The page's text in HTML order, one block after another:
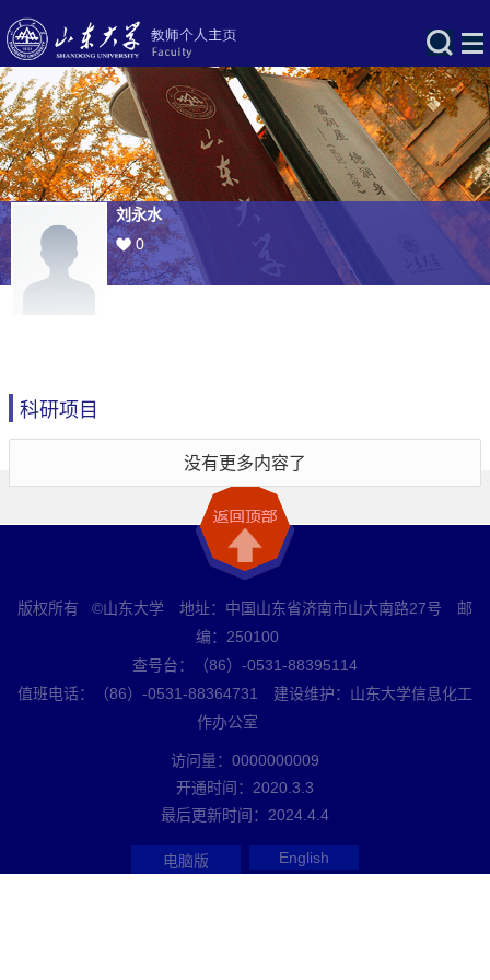
刘永水
0
科研项目
没有更多内容了
版权所有 ©山东大学 地址：中国山东省济南市山大南路27号 邮
编：250100
查号台：（86）-0531-88395114
值班电话：（86）-0531-88364731 建设维护：山东大学信息化工
作办公室
访问量： 0000000009
开通时间： 2020 3 3
最后更新时间： 2024 4 4
电脑版 English